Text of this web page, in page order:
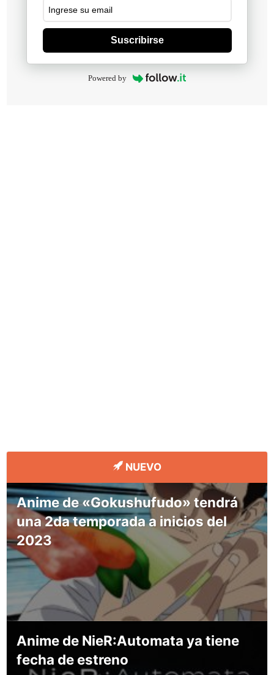
Suscribirse
Powered by
NUEVO
Anime de «Gokushufudo» tendrá
una 2da temporada a inicios del
2023
Anime de NieR:Automata ya tiene
fecha de estreno